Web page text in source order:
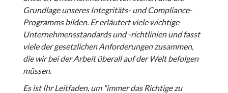
Grundlage unseres Integritäts- und Compliance-
Programms bilden. Er erläutert viele wichtige
Unternehmensstandards und -richtlinien und fasst
viele der gesetzlichen Anforderungen zusammen,
die wir bei der Arbeit überall auf der Welt befolgen
müssen.
Es ist Ihr Leitfaden, um "immer das Richtige zu